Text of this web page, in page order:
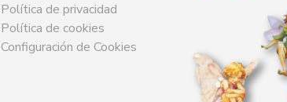
Política de privacidad
Política de cookies
Configuración de Cookies